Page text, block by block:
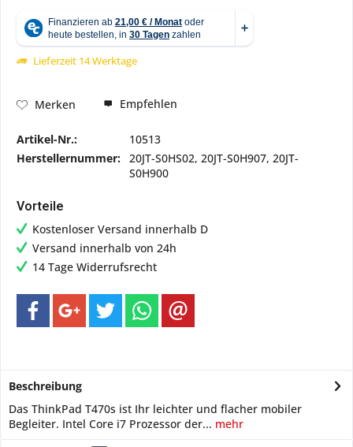
Lieferzeit 14 Werktage
Merken Empfehlen
Artikel-Nr.:
10513
Herstellernummer: 20JT-S0HS02, 20JT-S0H907, 20JT-
S0H900
Vorteile
Kostenloser Versand innerhalb D
Versand innerhalb von 24h
14 Tage Widerrufsrecht
Beschreibung
Das ThinkPad T470s ist Ihr leichter und flacher mobiler
Begleiter. Intel Core i7 Prozessor der... mehr